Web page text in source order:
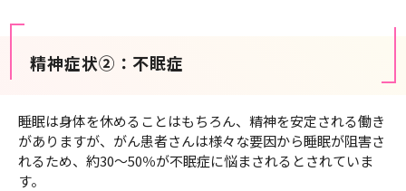
精神症状②：不眠症
睡眠は身体を休めることはもちろん、精神を安定される働き
がありますが、がん患者さんは様々な要因から睡眠が阻害さ
れるため、約30～50％が不眠症に悩まされるとされていま
す。